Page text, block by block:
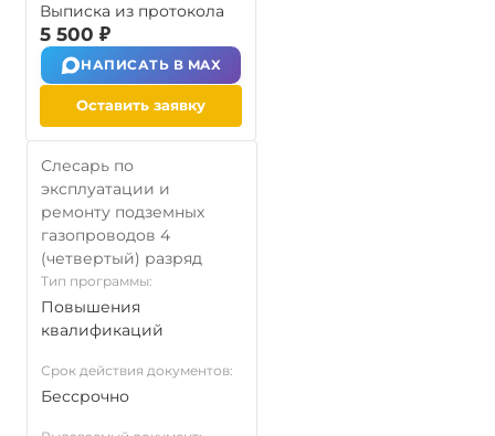
Выписка из протокола
5 500 ₽
НАПИСАТЬ В MAX
Оставить заявку
Слесарь по
эксплуатации и
ремонту подземных
газопроводов 4
(четвертый) разряд
Тип программы:
Повышения
квалификаций
Срок действия документов:
Бессрочно